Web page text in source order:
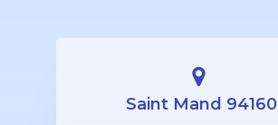
Saint Mand 94160